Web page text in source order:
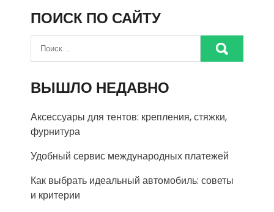
ПОИСК ПО САЙТУ
ВЫШЛО НЕДАВНО
Аксессуары для тентов: крепления, стяжки,
фурнитура
Удобный сервис международных платежей
Как выбрать идеальный автомобиль: советы
и критерии